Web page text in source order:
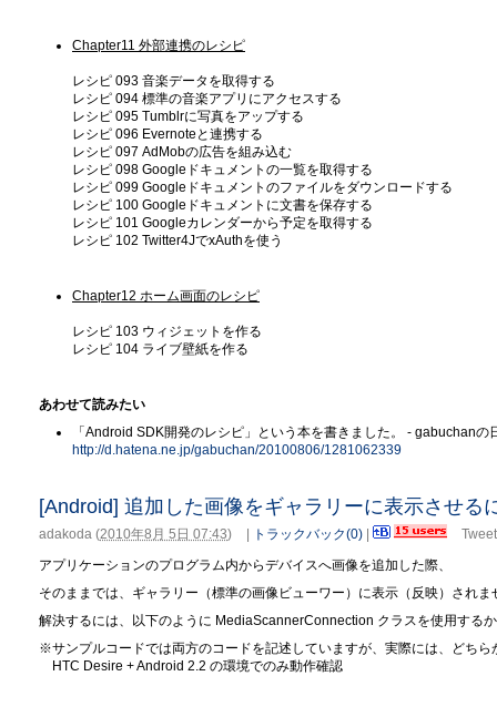
Chapter11 外部連携のレシピ
レシピ 093 音楽データを取得する
レシピ 094 標準の音楽アプリにアクセスする
レシピ 095 Tumblrに写真をアップする
レシピ 096 Evernoteと連携する
レシピ 097 AdMobの広告を組み込む
レシピ 098 Googleドキュメントの一覧を取得する
レシピ 099 Googleドキュメントのファイルをダウンロードする
レシピ 100 Googleドキュメントに文書を保存する
レシピ 101 Googleカレンダーから予定を取得する
レシピ 102 Twitter4JでxAuthを使う
Chapter12 ホーム画面のレシピ
レシピ 103 ウィジェットを作る
レシピ 104 ライブ壁紙を作る
あわせて読みたい
「Android SDK開発のレシピ」という本を書きました。 - gabuchanの
http://d.hatena.ne.jp/gabuchan/20100806/1281062339
[Android] 追加した画像をギャラリーに表示させる
adakoda (2010年8月 5日 07:43) トラックバック(0)
Tweet
アプリケーションのプログラム内からデバイスへ画像を追加した際、
そのままでは、ギャラリー（標準の画像ビューワー）に表示（反映）されま
解決するには、以下のように MediaScannerConnection クラスを使用する
※サンプルコードでは両方のコードを記述していますが、実際には、どちら
HTC Desire + Android 2.2 の環境でのみ動作確認